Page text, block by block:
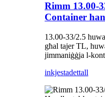
Rimm 13.00-
Container
13.00-33/2.5
għal tajer TL,
jimmaniġġja l-
inkjestadettall